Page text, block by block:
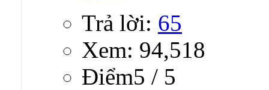
Trả lời: 65
Xem: 94,518
Ðiểm5 / 5